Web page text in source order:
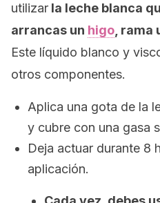
utilizar la leche blanca
arrancas un higo ,
Este líquido blanco y
otros componentes.
Aplica una gota de la
y cubre con una gasa
Deja actuar durante 8
aplicación.